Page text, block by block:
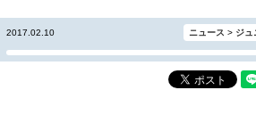
2017.02.10 ニュース > ジュ